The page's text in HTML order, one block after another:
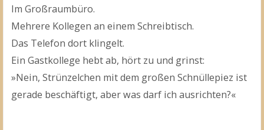
Im Großraumbüro.
Mehrere Kollegen an einem Schreibtisch.
Das Telefon dort klingelt.
Ein Gastkollege hebt ab, hört zu und grinst:
»Nein, Strünzelchen mit dem großen Schnüllepiez ist
gerade beschäftigt, aber was darf ich ausrichten?«